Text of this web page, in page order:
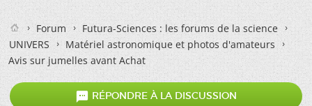
Forum
Futura-Sciences : les forums de la science
UNIVERS
Matériel astronomique et photos d'amateurs
Avis sur jumelles avant Achat
 RÉPONDRE À LA DISCUSSION